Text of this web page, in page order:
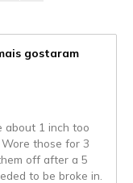
gostaram
about 1 inch too
those for 3
off after a 5
to be broke in.